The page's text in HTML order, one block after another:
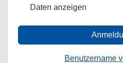
Daten anzeigen
Benutzername